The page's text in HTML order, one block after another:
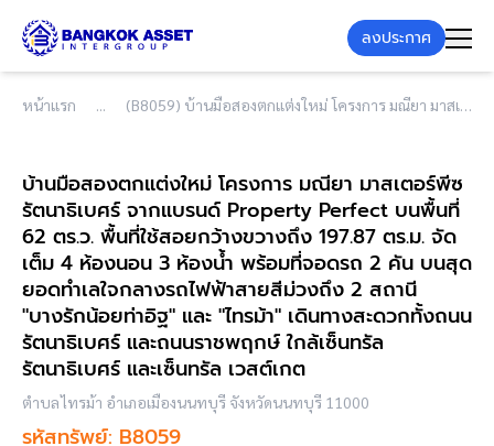
ลงประกาศ
หน้าแรก (B8059) บ้านมือสองตกแต่งใหม่ โครงการ มณียา มาสเตอร์พีซ รัตนาธิเบศร์ จากแบรนด์ Property Perfect บนพื้นที่ 62 ตร.ว. พื้นที่ใช้สอยกว้างขวางถึง 197.87 ตร.ม. จัดเต็ม 4 ห้องนอน 3 ห้องน้ำ พร้อมที่จอดรถ 2 คัน บนสุดยอดทำเลใจกลางรถไฟฟ้าสายสีม่วงถึง 2 สถานี "บางรักน้อยท่าอิฐ" และ "ไทรม้า" เดินทางสะดวกทั้งถนนรัตนาธิเบศร์ และถนนราชพฤกษ์ ใกล้เซ็นทรัล รัตนาธิเบศร์ และเซ็นทรัล เวสต์เกต
บ้านมือสองตกแต่งใหม่ โครงการ มณียา มาสเตอร์พีซ
รัตนาธิเบศร์ จากแบรนด์ Property Perfect บนพื้นที่
62 ตร.ว. พื้นที่ใช้สอยกว้างขวางถึง 197.87 ตร.ม. จัด
เต็ม 4 ห้องนอน 3 ห้องน้ำ พร้อมที่จอดรถ 2 คัน บนสุด
ยอดทำเลใจกลางรถไฟฟ้าสายสีม่วงถึง 2 สถานี
"บางรักน้อยท่าอิฐ" และ "ไทรม้า" เดินทางสะดวกทั้งถนน
รัตนาธิเบศร์ และถนนราชพฤกษ์ ใกล้เซ็นทรัล
รัตนาธิเบศร์ และเซ็นทรัล เวสต์เกต
ตำบลไทรม้า อำเภอเมืองนนทบุรี จังหวัดนนทบุรี 11000
รหัสทรัพย์: B8059